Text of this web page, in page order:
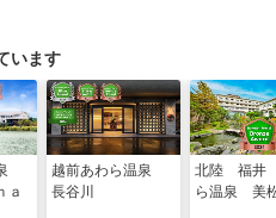
います
ａ
越前あわら温泉
長谷川
北陸 福井
ら温泉 美